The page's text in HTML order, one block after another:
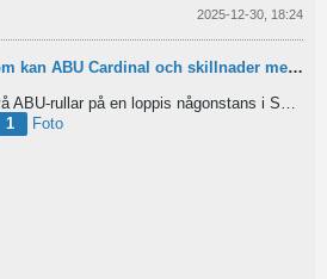
2025-12-30, 18:24
ABU Cardinal och skillnader mellan äldre rullar?
1
Foto